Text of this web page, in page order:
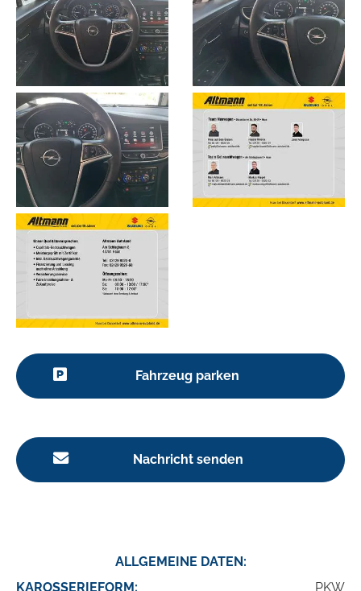
Fahrzeug parken
Nachricht senden
ALLGEMEINE DATEN:
KAROSSERIEFORM:
PKW